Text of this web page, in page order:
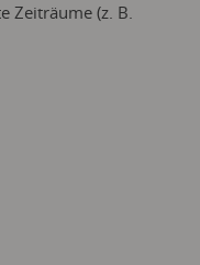
Zeiträume (z. B.